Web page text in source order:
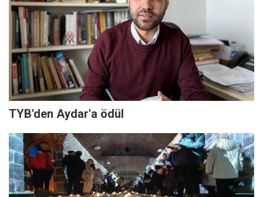
TYB'den Aydar'a ödül